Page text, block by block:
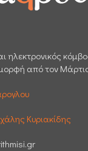
ηλεκτρονικός
από τον
Κυριακίδης